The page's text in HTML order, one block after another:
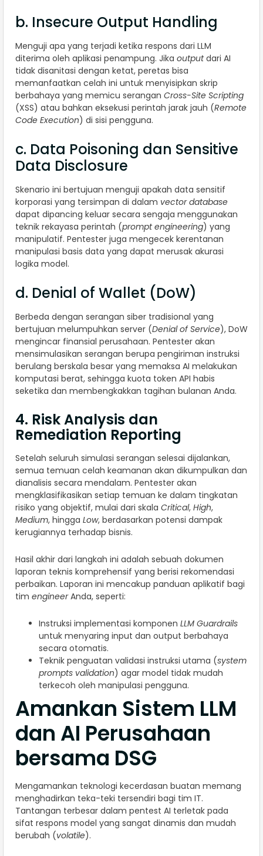
b. Insecure Output Handling
Menguji apa yang terjadi ketika respons dari LLM
diterima oleh aplikasi penampung. Jika outputdari AI
tidak disanitasi dengan ketat, peretas bisa
memanfaatkan celah ini untuk menyisipkan skrip
berbahaya yang memicu serangan Cross-Site Scripting
(XSS) atau bahkan eksekusi perintah jarak jauh (Remote
Code Execution) di sisi pengguna.
c. Data Poisoning dan Sensitive
Data Disclosure
Skenario ini bertujuan menguji apakah data sensitif
korporasi yang tersimpan di dalam vector database
dapat dipancing keluar secara sengaja menggunakan
teknik rekayasa perintah (prompt engineering) yang
manipulatif. Pentester juga mengecek kerentanan
manipulasi basis data yang dapat merusak akurasi
logika model.
d. Denial of Wallet (DoW)
Berbeda dengan serangan siber tradisional yang
bertujuan melumpuhkan server (Denial of Service), DoW
mengincar finansial perusahaan. Pentester akan
mensimulasikan serangan berupa pengiriman instruksi
berulang berskala besar yang memaksa AI melakukan
komputasi berat, sehingga kuota token API habis
seketika dan membengkakkan tagihan bulanan Anda.
4. Risk Analysis dan
Remediation Reporting
Setelah seluruh simulasi serangan selesai dijalankan,
semua temuan celah keamanan akan dikumpulkan dan
dianalisis secara mendalam. Pentester akan
mengklasifikasikan setiap temuan ke dalam tingkatan
risiko yang objektif, mulai dari skala Critical, High,
Medium, hingga Low, berdasarkan potensi dampak
kerugiannya terhadap bisnis.
Hasil akhir dari langkah ini adalah sebuah dokumen
laporan teknis komprehensif yang berisi rekomendasi
perbaikan. Laporan ini mencakup panduan aplikatif bagi
tim engineerAnda, seperti:
Instruksi implementasi komponen LLM Guardrails
untuk menyaring input dan output berbahaya
secara otomatis.
Teknik penguatan validasi instruksi utama (system
prompts validation) agar model tidak mudah
terkecoh oleh manipulasi pengguna.
Amankan Sistem LLM
dan AI Perusahaan
bersama DSG
Mengamankan teknologi kecerdasan buatan memang
menghadirkan teka-teki tersendiri bagi tim IT.
Tantangan terbesar dalam pentest AI terletak pada
sifat respons model yang sangat dinamis dan mudah
berubah (volatile).